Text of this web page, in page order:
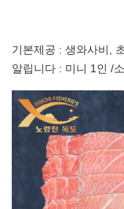
기본제공 : 생와사비,
알립니다 : 미니 1인 /